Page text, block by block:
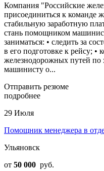
Компания "Российские
присоединиться к команде
стабильную заработную
стань помощником
заниматься: • следить за
в его подготовке к рейсу; •
железнодорожных путей по
машинисту о...
Отправить резюме
подробнее
29 Июля
Помощник менеджера в
Ульяновск
от 50 000 руб.